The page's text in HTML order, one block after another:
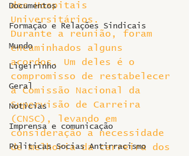
Documentos
Formação e Relações Sindicais
Mundo
Ligeirinho
Geral
Notícias
Imprensa e comunicação
Politicas Socias Antirracismo
dos Hospitais
Universitários.
Durante a reunião, foram
encaminhados alguns
acordos. Um deles é o
compromisso de restabelecer
a Comissão Nacional da
Supervisão de Carreira
(CNSC), levando em
consideração a necessidade
de melhoria da carreira dos